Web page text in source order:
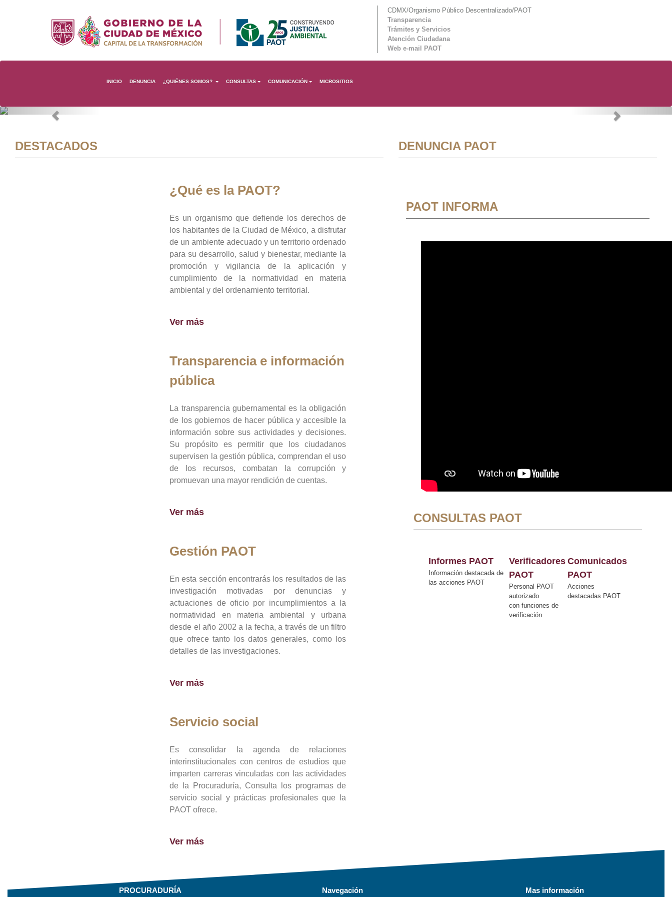
CDMX/Organismo Público Descentralizado/PAOT
Transparencia
Trámites y Servicios
Atención Ciudadana
Web e-mail PAOT
INICIO DENUNCIA ¿QUIÉNES SOMOS? CONSULTAS COMUNICACIÓN MICROSITIOS
Previous Next
DESTACADOS
¿Qué es la PAOT?
Es un organismo que defiende los derechos de
los habitantes de la Ciudad de México, a disfrutar
de un ambiente adecuado y un territorio ordenado
para su desarrollo, salud y bienestar, mediante la
promoción y vigilancia de la aplicación y
cumplimiento de la normatividad en materia
ambiental y del ordenamiento territorial.
Ver más
Transparencia e información
pública
La transparencia gubernamental es la obligación
de los gobiernos de hacer pública y accesible la
información sobre sus actividades y decisiones.
Su propósito es permitir que los ciudadanos
supervisen la gestión pública, comprendan el uso
de los recursos, combatan la corrupción y
promuevan una mayor rendición de cuentas.
Ver más
Gestión PAOT
En esta sección encontrarás los resultados de las
investigación motivadas por denuncias y
actuaciones de oficio por incumplimientos a la
normatividad en materia ambiental y urbana
desde el año 2002 a la fecha, a través de un filtro
que ofrece tanto los datos generales, como los
detalles de las investigaciones.
Ver más
Servicio social
Es consolidar la agenda de relaciones
interinstitucionales con centros de estudios que
imparten carreras vinculadas con las actividades
de la Procuraduría, Consulta los programas de
servicio social y prácticas profesionales que la
PAOT ofrece.
Ver más
DENUNCIA PAOT
PAOT INFORMA
CONSULTAS PAOT
Informes PAOT
Información destacada de
las acciones PAOT
Verificadores
PAOT
Personal PAOT
autorizado
con funciones de
verificación
Comunicados
PAOT
Acciones
destacadas PAOT
PROCURADURÍA Navegación Mas información